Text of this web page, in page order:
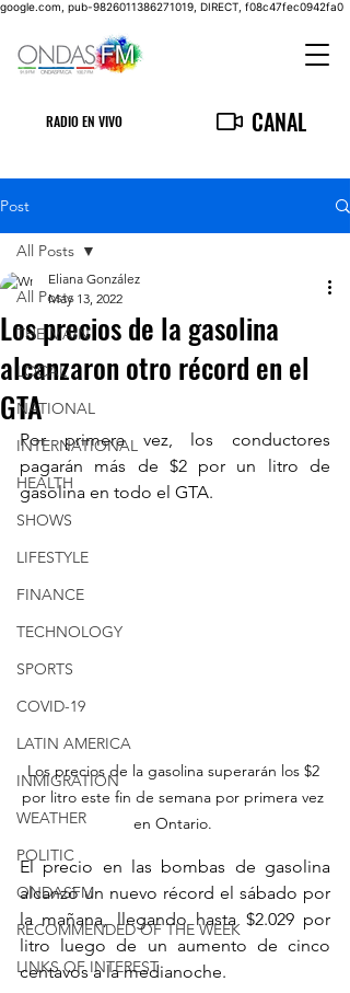
google.com, pub-9826011386271019, DIRECT, f08c47fec0942fa0
RADIO EN VIVO CANAL
Post
All Posts
THE MAIN
LOCAL
NATIONAL
INTERNATIONAL
HEALTH
SHOWS
LIFESTYLE
FINANCE
TECHNOLOGY
SPORTS
COVID-19
LATIN AMERICA
INMIGRATION
WEATHER
POLITIC
ONDASFM
RECOMMENDED OF THE WEEK
LINKS OF INTEREST
All Posts
Los precios de la gasolina
alcanzaron otro récord en el
GTA
Eliana González
May 13, 2022
Por primera vez, los conductores
pagarán más de $2 por un litro de
gasolina en todo el GTA.
Los precios de la gasolina superarán los $2
por litro este fin de semana por primera vez
en Ontario.
El precio en las bombas de gasolina
alcanzó un nuevo récord el sábado por
la mañana, llegando hasta $2.029 por
litro luego de un aumento de cinco
centavos a la medianoche.